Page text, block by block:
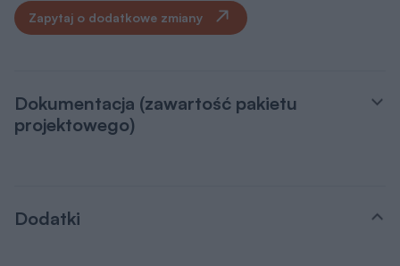
Zapytaj o dodatkowe zmiany
Dokumentacja (zawartość pakietu
projektowego)
Dodatki